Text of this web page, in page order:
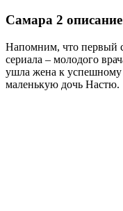
Самара 2
Напомним, что первый
сериала – молодого
ушла жена к успешному
маленькую дочь Настю.